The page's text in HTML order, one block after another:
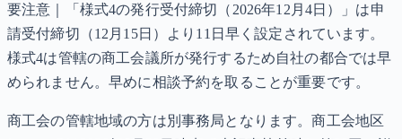
要注意｜「様式4の発行受付締切（2026年12月4日）」は申
請受付締切（12月15日）より11日早く設定されています。
様式4は管轄の商工会議所が発行するため自社の都合では早
められません。早めに相談予約を取ることが重要です。
商工会の管轄地域の方は別事務局となります。商工会地区